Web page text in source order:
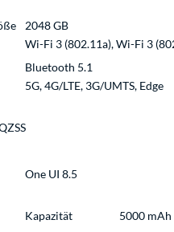
2048 GB
Wi-Fi 3 (802.11a), Wi-Fi 3
Bluetooth 5.1
5G, 4G/LTE, 3G/UMTS, Edge
One UI 8.5
Kapazität
5000 mAh